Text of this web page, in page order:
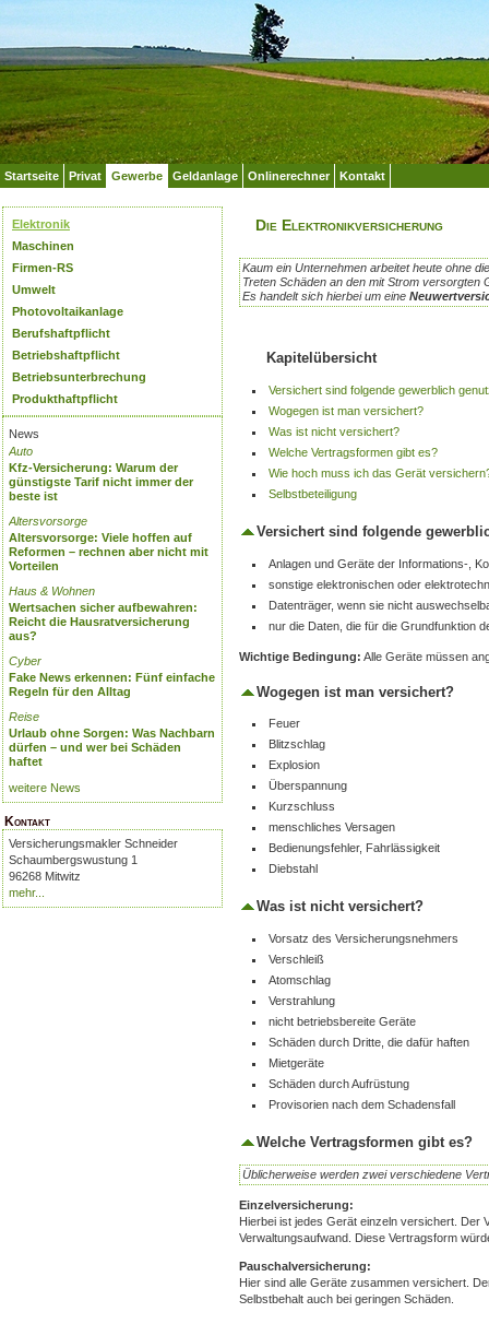
Startseite Privat Gewerbe Geldanlage Onlinerechner Kontakt
Elektronik
Maschinen
Firmen-RS
Umwelt
Photovoltaikanlage
Berufshaftpflicht
Betriebshaftpflicht
Betriebsunterbrechung
Produkthaftpflicht
News
Auto
Kfz-Versicherung: Warum der
günstigste Tarif nicht immer der
beste ist
Altersvorsorge
Altersvorsorge: Viele hoffen auf
Reformen – rechnen aber nicht mit
Vorteilen
Haus & Wohnen
Wertsachen sicher aufbewahren:
Reicht die Hausratversicherung
aus?
Cyber
Fake News erkennen: Fünf einfache
Regeln für den Alltag
Reise
Urlaub ohne Sorgen: Was Nachbarn
dürfen – und wer bei Schäden
haftet
weitere News
Kontakt
Versicherungsmakler Schneider
Schaumbergswustung 1
96268 Mitwitz
mehr...
Die Elektronikversicherung
Kaum ein Unternehmen arbeitet heute ohne
Treten Schäden an den mit Strom versorgten
Es handelt sich hierbei um eine
Kapitelübersicht
Versichert sind folgende gewerblich
Wogegen ist man versichert?
Was ist nicht versichert?
Welche Vertragsformen gibt es?
Wie hoch muss ich das Gerät
Selbstbeteiligung
Versichert sind folgende
Anlagen und Geräte der Informations-,
sonstige elektronischen oder
Datenträger, wenn sie nicht
nur die Daten, die für die Grundfunktion
Wichtige Bedingung: Alle Geräte müssen
Wogegen ist man versichert?
Feuer
Blitzschlag
Explosion
Überspannung
Kurzschluss
menschliches Versagen
Bedienungsfehler, Fahrlässigkeit
Diebstahl
Was ist nicht versichert?
Vorsatz des Versicherungsnehmers
Verschleiß
Atomschlag
Verstrahlung
nicht betriebsbereite Geräte
Schäden durch Dritte, die dafür haften
Mietgeräte
Schäden durch Aufrüstung
Provisorien nach dem Schadensfall
Welche Vertragsformen gibt es?
Üblicherweise werden zwei verschiedene
Einzelversicherung:
Hierbei ist jedes Gerät einzeln versichert. Der
Verwaltungsaufwand. Diese Vertragsform
Pauschalversicherung:
Hier sind alle Geräte zusammen versichert.
Selbstbehalt auch bei geringen Schäden.